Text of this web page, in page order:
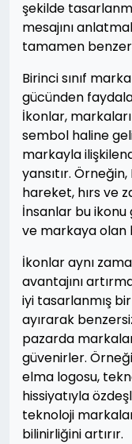
şekilde
mesajını
tamamen
Birinci sınıf
gücünden
İkonlar,
sembol haline
markayla
yansıtır. Örneğin,
hareket, hırs ve
İnsanlar bu ikonu
ve markaya olan
İkonlar aynı
avantajını
iyi tasarlanmış
ayırarak
pazarda
güvenirler.
elma logosu,
hissiyatıyla
teknoloji
bilinirliğini artırır.